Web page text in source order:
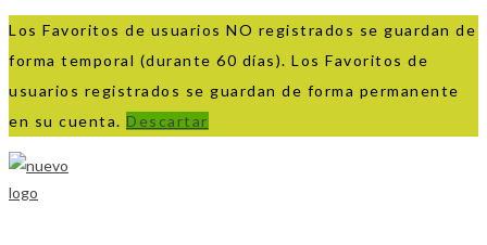
Los Favoritos de usuarios NO registrados se guardan de
forma temporal (durante 60 días). Los Favoritos de
usuarios registrados se guardan de forma permanente
en su cuenta. Descartar
Ir
al